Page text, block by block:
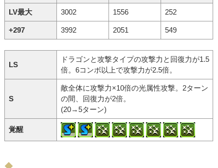
LV最大 3002 1556 252
+297 3992 2051 549
LS
ドラゴンと攻撃タイプの攻撃力と回復力が1.5
倍。6コンボ以上で攻撃力が2.5倍。
S
敵全体に攻撃力×10倍の光属性攻撃。2ターン
の間、回復力が2倍。
(20→5ターン)
覚醒